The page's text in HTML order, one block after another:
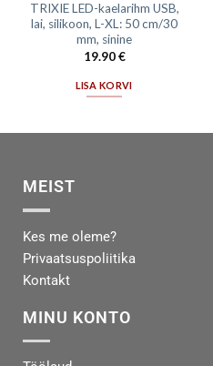
TRIXIE LED-kaelarihm USB,
lai, silikoon, L-XL: 50 cm/30
mm, sinine
19.90€
LISA KORVI
MEIST
Kes me oleme?
Privaatsuspoliitika
Kontakt
MINU KONTO